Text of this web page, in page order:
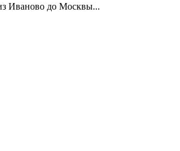
Иваново до Москвы...